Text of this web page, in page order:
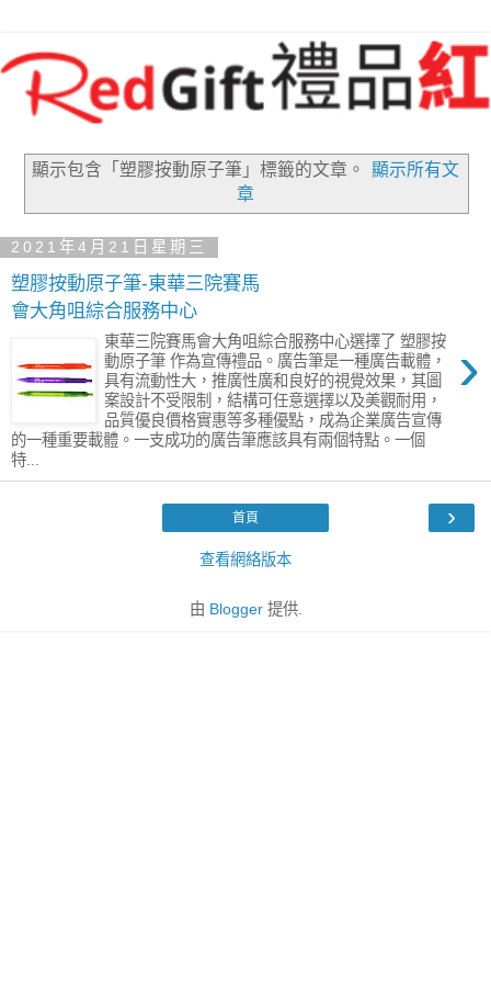
顯示包含「塑膠按動原子筆」 標籤的文章。
顯示所有文
章
2021年4月21日星期三
塑膠按動原子筆-東華三院賽馬
會大角咀綜合服務中心
›
東華三院賽馬會大角咀綜合服務中心選擇了 塑膠按
動原子筆 作為宣傳禮品。廣告筆是一種廣告載體，
具有流動性大，推廣性廣和良好的視覺效果，其圖
案設計不受限制，結構可任意選擇以及美觀耐用，
品質優良價格實惠等多種優點，成為企業廣告宣傳
的一種重要載體。一支成功的廣告筆應該具有兩個特點。一個
特...
›
首頁
查看網絡版本
由 Blogger提供.